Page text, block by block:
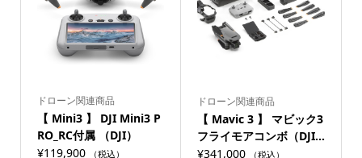
ドローン関連商品
【 Mini3 】 DJI Mini3 P
RO_RC付属 （DJI）
¥119,900 （税込）
ドローン関連商品
【 Mavic 3 】 マビック3
フライモアコンボ（DJI...
¥341,000 （税込）